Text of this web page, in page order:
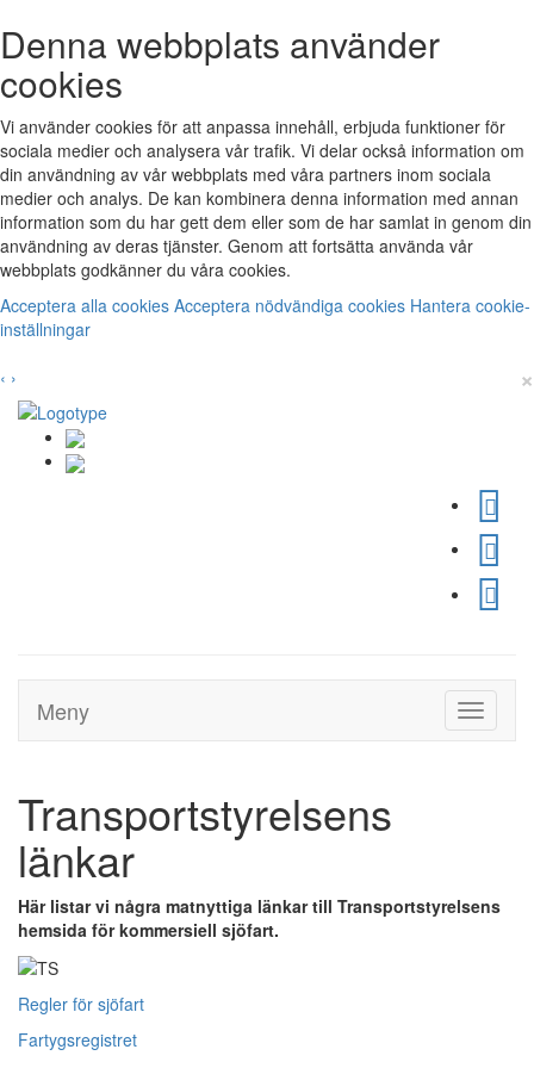
Denna webbplats använder
cookies
Vi använder cookies för att anpassa innehåll, erbjuda funktioner för
sociala medier och analysera vår trafik. Vi delar också information om
din användning av vår webbplats med våra partners inom sociala
medier och analys. De kan kombinera denna information med annan
information som du har gett dem eller som de har samlat in genom din
användning av deras tjänster. Genom att fortsätta använda vår
webbplats godkänner du våra cookies.
Acceptera alla cookies Acceptera nödvändiga cookies Hantera cookie-
inställningar
‹ › ×
Toggle
Meny
Transportstyrelsens
länkar
Här listar vi några matnyttiga länkar till Transportstyrelsens
hemsida för kommersiell sjöfart.
Regler för sjöfart
Fartygsregistret